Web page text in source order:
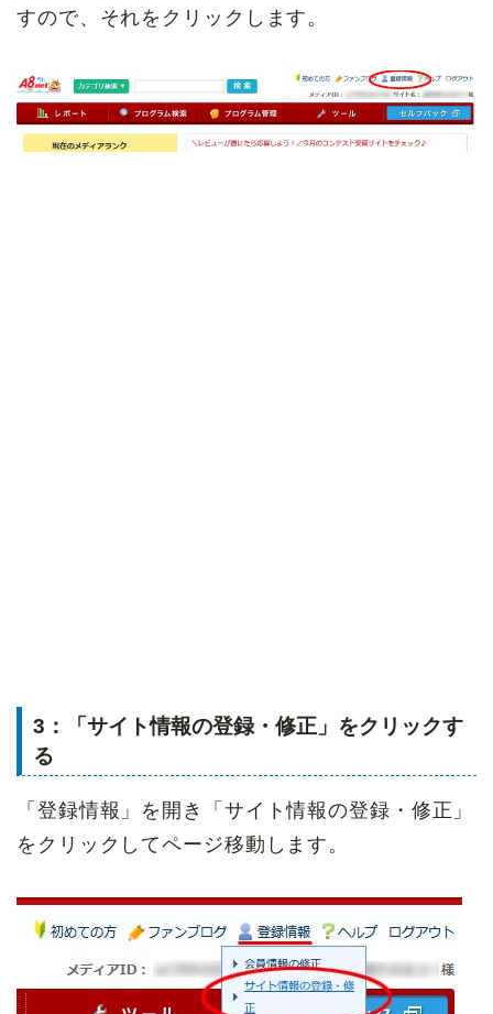
すので、それをクリックします。
3：「サイト情報の登録・修正」をクリックす
る
「登録情報」を開き「サイト情報の登録・修正」
をクリックしてページ移動します。